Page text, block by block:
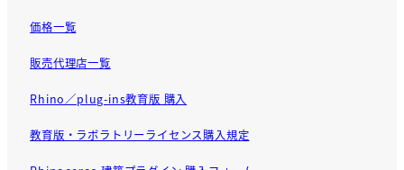
価格一覧
販売代理店一覧
Rhino／plug-ins教育版 購入
教育版・ラボラトリーライセンス購入規定